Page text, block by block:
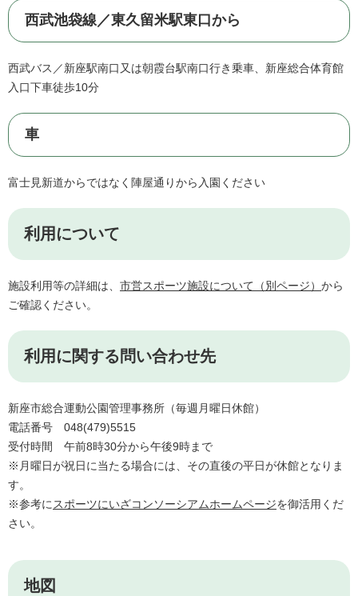
西武池袋線／東久留米駅東口から
西武バス／新座駅南口又は朝霞台駅南口行き乗車、新座総合体育館
入口下車徒歩10分
車
富士見新道からではなく陣屋通りから入園ください
利用について
施設利用等の詳細は、 市営スポーツ施設について（別ページ） から
ご確認ください。
利用に関する問い合わせ先
新座市総合運動公園管理事務所（毎週月曜日休館）
電話番号 048(479)5515
受付時間 午前8時30分から午後9時まで
※月曜日が祝日に当たる場合には、その直後の平日が休館となりま
す。
※参考に スポーツにいざコンソーシアムホームページを御活用くだ
さい。
地図